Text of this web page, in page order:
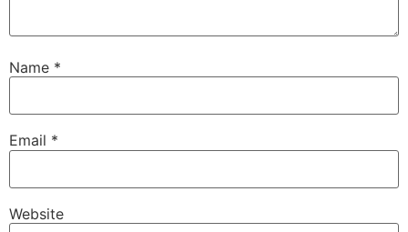
Name *
Email *
Website